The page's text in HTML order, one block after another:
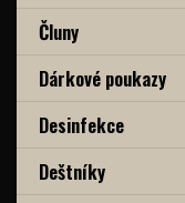
Čluny
Dárkové poukazy
Desinfekce
Deštníky